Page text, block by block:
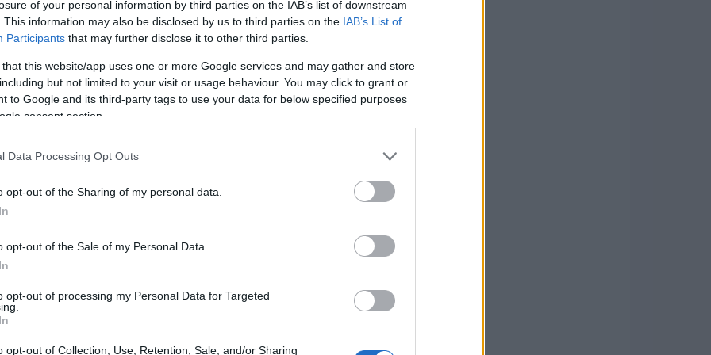
of your personal information by third parties on the IAB’s list of downstream
This information may also be disclosed by us to third parties on the IAB’s List of
Participants that may further disclose it to other third parties.
that this website/app uses one or more Google services and may gather and store
but not limited to your visit or usage behaviour. You may click to grant or
to Google and its third-party tags to use your data for below specified purposes
consent section.
Data Processing Opt Outs
opt-out of the Sharing of my personal data.
opt-out of the Sale of my Personal Data.
opt-out of processing my Personal Data for Targeted
opt-out of Collection, Use, Retention, Sale, and/or Sharing
sua capacità di gestire la squadra. Sarà all’altezza
non è stata proprio esaltante, e i dubbi iniziano a
analizzare il contesto del Pisa. La squadra ha
ha deciso di puntare su un profilo che, pur
di incognite.
La realtà è meno politically
e un cambio di allenatore può risultare
progetto solido e una visione chiara del futuro.
al 2027, con opzione di rinnovo in caso di
legarsi a un tecnico che potrebbe rivelarsi
non sempre portano i risultati sperati, anzi,